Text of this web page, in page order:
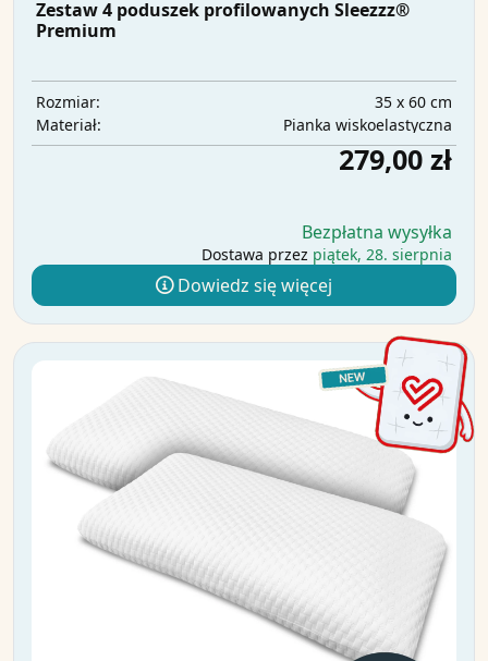
Zestaw 4 poduszek profilowanych Sleezzz®
Premium
Rozmiar:
35 x 60 cm
Materiał:
Pianka wiskoelastyczna
279,00 zł
Bezpłatna wysyłka
Dostawa przez piątek, 28. sierpnia
Dowiedz się więcej